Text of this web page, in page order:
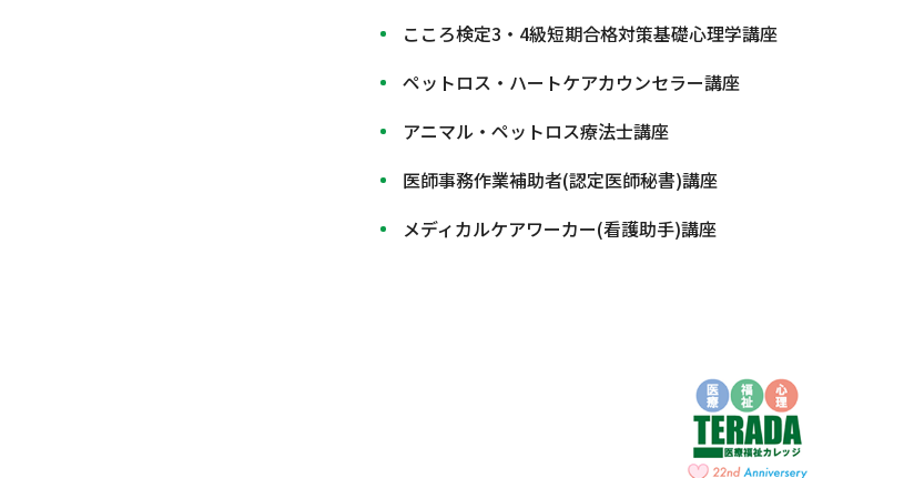
こころ検定3・4級短期合格対策基礎心理学講座
ペットロス・ハートケアカウンセラー講座
アニマル・ペットロス療法士講座
医師事務作業補助者(認定医師秘書)講座
メディカルケアワーカー(看護助手)講座